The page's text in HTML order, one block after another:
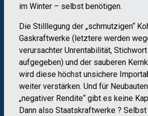
im Winter – selbst benötigen.
Die Stilllegung der „schmutzigen“
Gaskraftwerke (letztere werden
verursachter Unrentabilität, Stichwort
aufgegeben) und der sauberen
wird diese höchst unsichere
weiter verstärken. Und für
„negativer Rendite“ gibt es keine
Dann also Staatskraftwerke ?